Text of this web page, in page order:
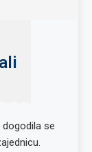
dogodila se